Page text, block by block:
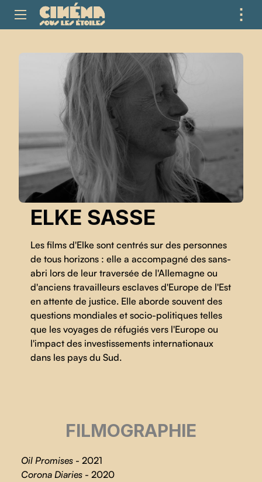
⋮
ELKE SASSE
Les films d'Elke sont centrés sur des personnes
de tous horizons : elle a accompagné des sans-
abri lors de leur traversée de l'Allemagne ou
d'anciens travailleurs esclaves d'Europe de l'Est
en attente de justice. Elle aborde souvent des
questions mondiales et socio-politiques telles
que les voyages de réfugiés vers l'Europe ou
l'impact des investissements internationaux
dans les pays du Sud.
FILMOGRAPHIE
Oil Promises - 2021
Corona Diaries - 2020